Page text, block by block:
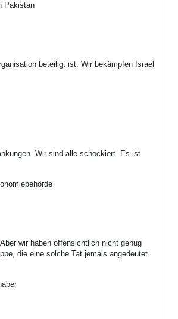
Pakistan
beteiligt ist. Wir bekämpfen Israel
Wir sind alle schockiert. Es ist
wir haben offensichtlich nicht genug
die eine solche Tat jemals angedeutet